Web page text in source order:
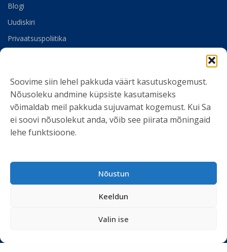
Soovime siin lehel pakkuda väärt kasutuskogemust.
Nõusoleku andmine küpsiste kasutamiseks
võimaldab meil pakkuda sujuvamat kogemust. Kui Sa
ei soovi nõusolekut anda, võib see piirata mõningaid
lehe funktsioone.
Nõustun
Keeldun
Valin ise
Blogi
Uudiskiri
Privaatsuspoliitika
SOTSIAALMEEDIA
Ole kursis meie tegemistega. Peame kinni